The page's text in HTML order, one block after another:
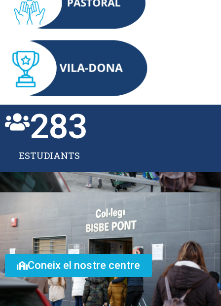
ESTUDIANTS
283
Coneix el nostre centre